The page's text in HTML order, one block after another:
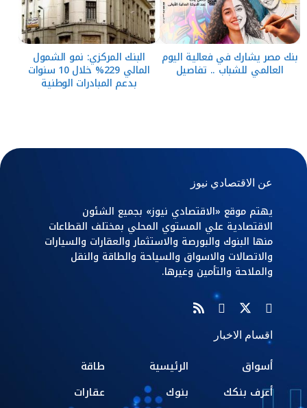
بنك مصر يشارك في فعالية اليوم
العالمي للشباب .. تفاصيل
البنك المركزي: نمو الشمول
المالي 229% خلال 10 سنوات
بدعم المبادرات الوطنية
عن الاقتصادي نيوز
يهتم موقع «الاقتصادي نيوز» بجميع الشئون
الاقتصادية علي المستوي المحلي بمختلف القطاعات
منها البنوك والبورصة والاستثمار والعقارات والسيارات
والاتصالات والاسواق والسياحة والطاقة والنقل
والملاحة والتأمين وغيرها.
اقسام الاخبار
أسواق
أعرف بنكك
الرئيسية
بنوك
طاقة
عقارات